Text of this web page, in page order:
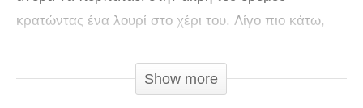
κρατώντας ένα λουρί στο χέρι του. Λίγο πιο κάτω,
όμορφη ιστορία που παρουσιάζεται στο βίντεο.
Show more